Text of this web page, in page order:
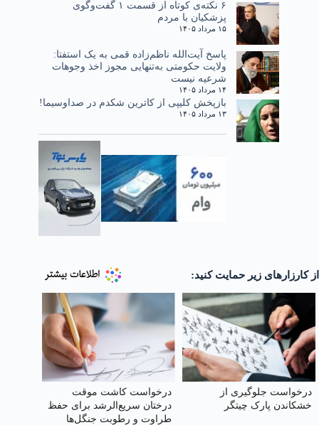
۶ نکته‌ی کوتاه از قسمت ۱ گفت‌وگوی
پزشکیان با مردم
۱۵ مرداد ۱۴۰۵
پاسخ آیت‌الله ناظم‌زاده قمی به یک استفتا:
ولایت حکومتی به‌تنهایی مجوز اخذ وجوهات
شرعیه نیست
۱۴ مرداد ۱۴۰۵
بازپخش کلیپی از کاترین شکدم در صداوسیما!
۱۳ مرداد ۱۴۰۵
از کارزارهای زیر حمایت کنید:
درخواست جلوگیری از
خشکاندن پارک چیتگر
درخواست کاشت موقت
درختان سریع‌الرشد برای حفظ
طراوت و رطوبت جنگل‌ها